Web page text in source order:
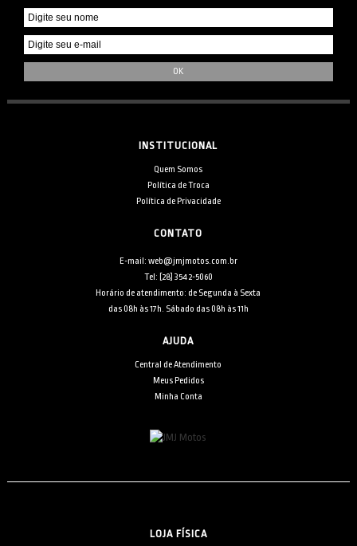
INSTITUCIONAL
Quem Somos
Política de Troca
Política de Privacidade
CONTATO
E-mail: web@jmjmotos.com.br
Tel: [28] 3542-5060
Horário de atendimento: de Segunda à Sexta
das 08h às 17h. Sábado das 08h às 11h
AJUDA
Central de Atendimento
Meus Pedidos
Minha Conta
LOJA FÍSICA